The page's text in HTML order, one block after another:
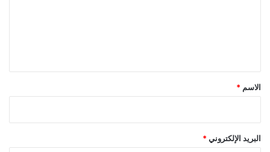
*
الاسم *
البريد الإلكتروني *